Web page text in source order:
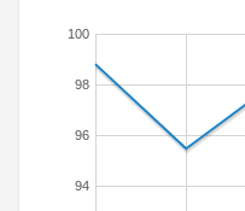
94
96
98
100